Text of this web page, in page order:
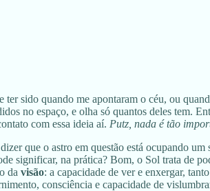
sido quando me apontaram o céu, ou
no espaço, e olha só quantos deles tem.
com essa ideia aí. Putz, nada é tão
que o astro em questão está ocupando um
significar, na prática? Bom, o Sol trata de
da visão: a capacidade de ver e enxergar,
consciência e capacidade de